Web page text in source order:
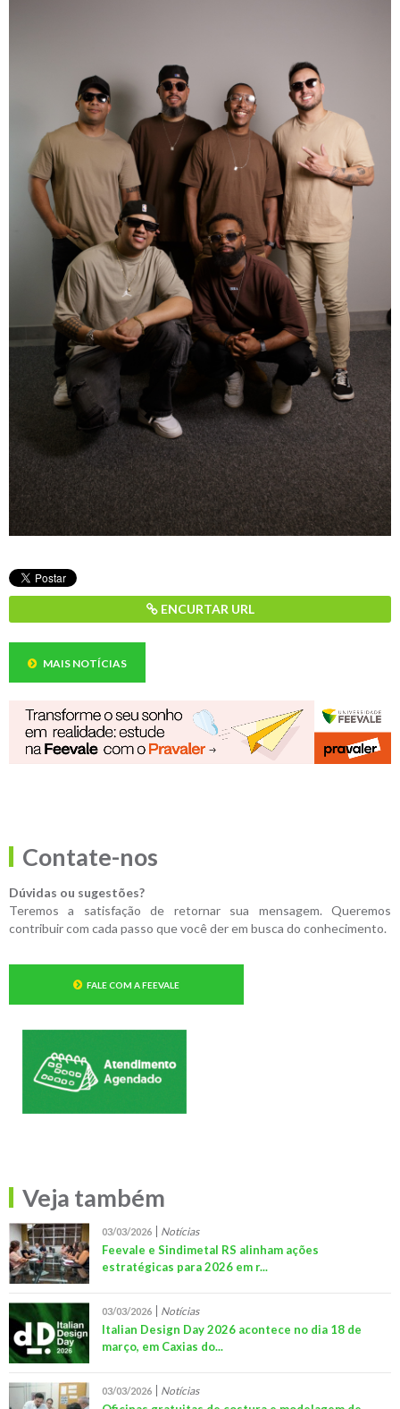
ENCURTAR URL
MAIS NOTÍCIAS
Contate-nos
Dúvidas ou sugestões?
Teremos a satisfação de retornar sua mensagem. Queremos
contribuir com cada passo que você der em busca do conhecimento.
FALE COM A FEEVALE
Veja também
03/03/2026 Notícias
Feevale e Sindimetal RS alinham ações
estratégicas para 2026 em r...
03/03/2026 Notícias
Italian Design Day 2026 acontece no dia 18 de
março, em Caxias do...
03/03/2026 Notícias